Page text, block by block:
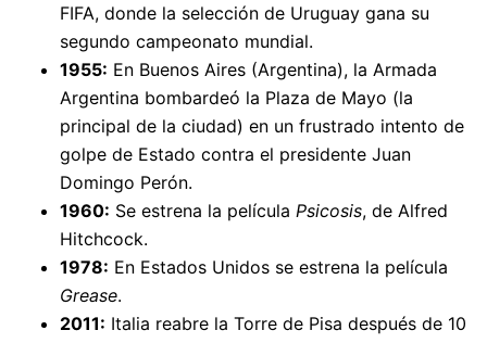
FIFA, donde la selección de Uruguay gana su
segundo campeonato mundial.
1955: En Buenos Aires (Argentina), la Armada
Argentina bombardeó la Plaza de Mayo (la
principal de la ciudad) en un frustrado intento de
golpe de Estado contra el presidente Juan
Domingo Perón.
1960: Se estrena la película Psicosis, de Alfred
Hitchcock.
1978: En Estados Unidos se estrena la película
Grease.
2011: Italia reabre la Torre de Pisa después de 10